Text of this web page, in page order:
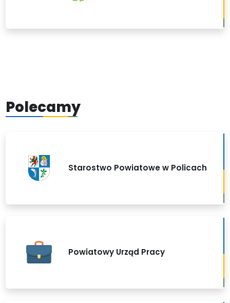
Polecamy
Starostwo Powiatowe w Policach
Powiatowy Urząd Pracy